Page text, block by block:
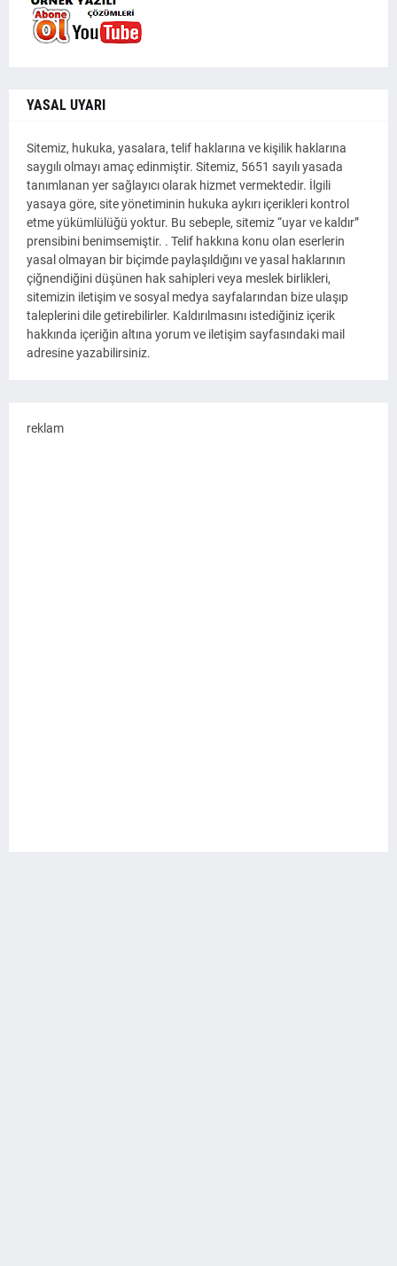
YASAL UYARI
Sitemiz, hukuka, yasalara, telif haklarına ve kişilik haklarına
saygılı olmayı amaç edinmiştir. Sitemiz, 5651 sayılı yasada
tanımlanan yer sağlayıcı olarak hizmet vermektedir. İlgili
yasaya göre, site yönetiminin hukuka aykırı içerikleri kontrol
etme yükümlülüğü yoktur. Bu sebeple, sitemiz “uyar ve kaldır”
prensibini benimsemiştir. . Telif hakkına konu olan eserlerin
yasal olmayan bir biçimde paylaşıldığını ve yasal haklarının
çiğnendiğini düşünen hak sahipleri veya meslek birlikleri,
sitemizin iletişim ve sosyal medya sayfalarından bize ulaşıp
taleplerini dile getirebilirler. Kaldırılmasını istediğiniz içerik
hakkında içeriğin altına yorum ve iletişim sayfasındaki mail
adresine yazabilirsiniz.
reklam